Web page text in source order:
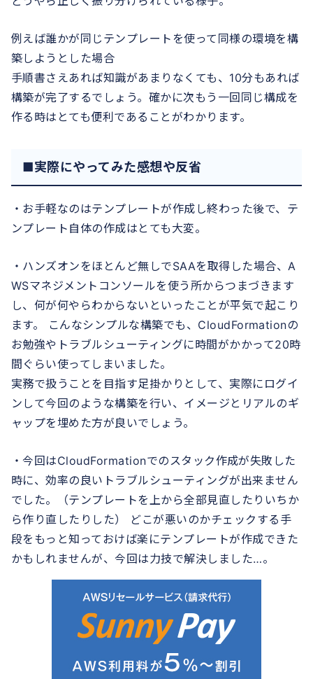
例えば誰かが同じテンプレートを使って同様の環境を構
築しようとした場合
手順書さえあれば知識があまりなくても、10分もあれば
構築が完了するでしょう。確かに次もう一回同じ構成を
作る時はとても便利であることがわかります。
■実際にやってみた感想や反省
・お手軽なのはテンプレートが作成し終わった後で、テ
ンプレート自体の作成はとても大変。
・ハンズオンをほとんど無しでSAAを取得した場合、A
WSマネジメントコンソールを使う所からつまづきます
し、何が何やらわからないといったことが平気で起こり
ます。 こんなシンプルな構築でも、CloudFormationの
お勉強やトラブルシューティングに時間がかかって20時
間ぐらい使ってしまいました。
実務で扱うことを目指す足掛かりとして、実際にログイ
ンして今回のような構築を行い、イメージとリアルのギ
ャップを埋めた方が良いでしょう。
・今回はCloudFormationでのスタック作成が失敗した
時に、効率の良いトラブルシューティングが出来ません
でした。（テンプレートを上から全部見直したりいちか
ら作り直したりした） どこが悪いのかチェックする手
段をもっと知っておけば楽にテンプレートが作成できた
かもしれませんが、今回は力技で解決しました…。